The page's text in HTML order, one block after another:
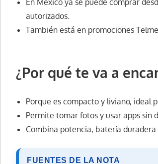
En México ya se puede comprar
autorizados.
También está en promociones
¿Por qué te va a
Porque es compacto y liviano, ideal
Permite tomar fotos y usar apps sin
Combina potencia, batería
FUENTES DE LA NOTA